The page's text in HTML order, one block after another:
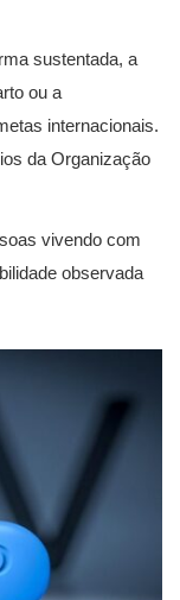
sustentada, a
ou a
internacionais.
da Organização
vivendo com
observada